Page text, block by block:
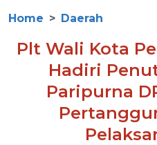
Home Daerah
Plt Wali Kota
Hadiri
Paripurna